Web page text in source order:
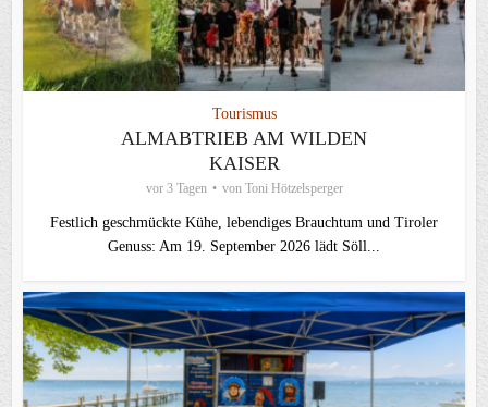
Tourismus
ALMABTRIEB AM WILDEN
KAISER
vor 3 Tagen von Toni Hötzelsperger
Festlich geschmückte Kühe, lebendiges Brauchtum und Tiroler
Genuss: Am 19. September 2026 lädt Söll...